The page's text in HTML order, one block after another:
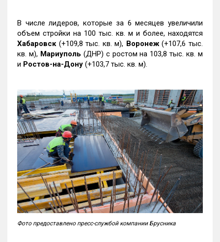
В числе лидеров, которые за 6 месяцев увеличили
объем стройки на 100 тыс. кв. м и более, находятся
Хабаровск (+109,8 тыс. кв. м), Воронеж(+107,6 тыс.
кв. м), Мариуполь (ДНР) с ростом на 103,8 тыс. кв. м
и Ростов-на-Дону (+103,7 тыс. кв. м).
Фото предоставлено пресс-службой компании Брусника